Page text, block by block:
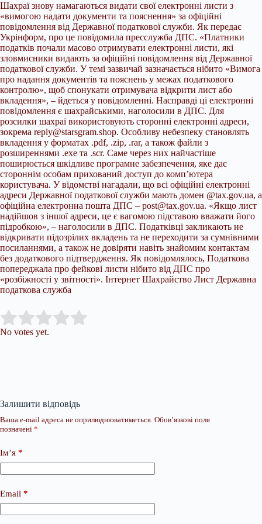
Шахраї знову намагаються видати свої електронні листи з
«вимогою надати документи та пояснення» за офіційні
повідомлення від Державної податкової служби. Як передає
Укрінформ, про це повідомила пресслужба ДПС. «Платники
податків почали масово отримувати електронні листи, які
зловмисники видають за офіційні повідомлення від Державної
податкової служби. У темі зазвичай зазначається нібито «Вимога
про надання документів та пояснень у межах податкового
контролю», щоб спонукати отримувача відкрити лист або
вкладення», – йдеться у повідомленні. Насправді ці електронні
повідомлення є шахрайськими, наголосили в ДПС. Для
розсилки шахраї використовують сторонні електронні адреси,
зокрема reply@starsgram.shop. Особливу небезпеку становлять
вкладення у форматах .pdf, .zip, .rar, а також файли з
розширеннями .exe та .scr. Саме через них найчастіше
поширюється шкідливе програмне забезпечення, яке дає
стороннім особам прихований доступ до комп’ютера
користувача. У відомстві нагадали, що всі офіційні електронні
адреси Державної податкової служби мають домен @tax.gov.ua, а
офіційна електронна пошта ДПС – post@tax.gov.ua. «Якщо лист
надійшов з іншої адреси, це є вагомою підставою вважати його
підробкою», – наголосили в ДПС. Податківці закликають не
відкривати підозрілих вкладень та не переходити за сумнівними
посиланнями, а також не довіряти навіть знайомим контактам
без додаткового підтвердження. Як повідомлялось, Податкова
попереджала про фейкові листи нібито від ДПС про
«розбіжності у звітності». Інтернет Шахрайство Лист Державна
податкова служба
Rate this item:
No votes yet.
Залишити відповідь
Ваша e-mail адреса не оприлюднюватиметься. Обов’язкові поля
позначені *
Ім’я *
Email *